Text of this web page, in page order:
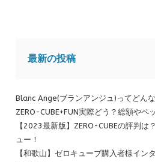
最新の投稿
Blanc Ange(ブランアンジュ)ってどん
ZERO-CUBE+FUN実際どう？総額やペ
【2023最新版】ZERO-CUBEの評判は
ュー！
【和歌山】ゼロキューブ購入者様イン